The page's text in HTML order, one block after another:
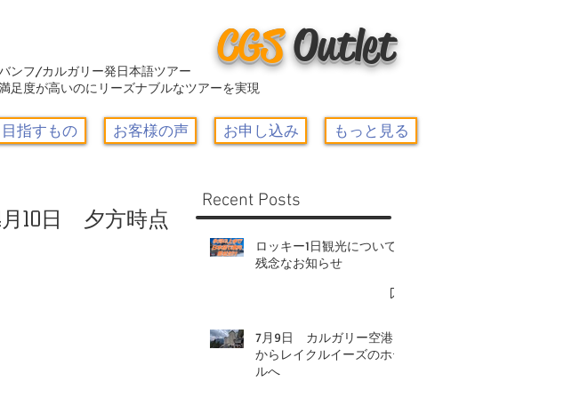
CGSOutlet
ンフ/カルガリー発日本語ツアー
足度が高いのにリーズナブルなツアーを実現
目指すもの お客様の声 お申し込み もっと見る
10日 夕方時点
Recent Posts
ロッキー1日観光について-
残念なお知らせ
7月9日 カルガリー空港
からレイクルイーズのホテ
ルへ